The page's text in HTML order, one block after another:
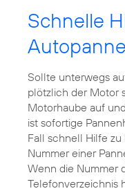
Schnelle
Autopanne
Sollte unterwegs
plötzlich der Motor
Motorhaube auf
ist sofortige
Fall schnell Hilfe zu
Nummer einer
Wenn die Nummer
Telefonverzeichnis